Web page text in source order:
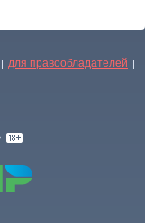
| для правообладателей |